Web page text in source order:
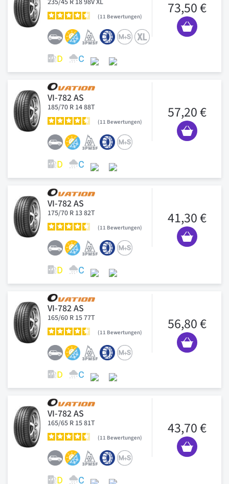
11 Bewertungen 73,50 €
VI-782 AS
185/70 R 14 88T
11 Bewertungen
57,20 €
VI-782 AS
175/70 R 13 82T
11 Bewertungen
41,30 €
VI-782 AS
165/60 R 15 77T
11 Bewertungen 56,80 €
VI-782 AS
165/65 R 15 81T
11 Bewertungen
43,70 €